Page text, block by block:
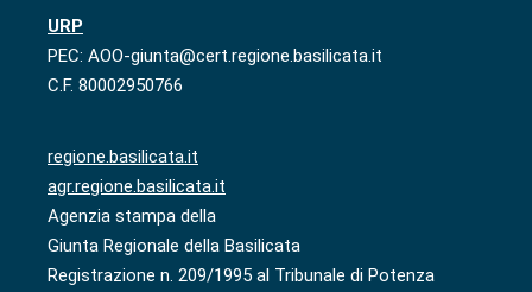
URP
PEC: AOO-giunta@cert.regione.basilicata.it
C.F. 80002950766
regione.basilicata.it
agr.regione.basilicata.it
Agenzia stampa della
Giunta Regionale della Basilicata
Registrazione n. 209/1995 al Tribunale di Potenza